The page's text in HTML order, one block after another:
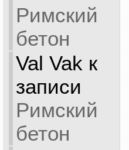
Римский
бетон
Val Vak к
записи
Римский
бетон